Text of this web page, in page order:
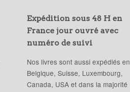
Expédition sous 48 H en
France jour ouvré avec
numéro de suivi
Nos livres sont aussi expédiés en
Belgique, Suisse, Luxembourg,
Canada, USA et dans la majorité